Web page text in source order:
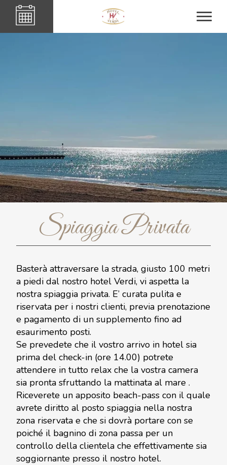
Spiaggia Privata
Basterà attraversare la strada, giusto 100 metri
a piedi dal nostro hotel Verdi, vi aspetta la
nostra spiaggia privata. E’ curata pulita e
riservata per i nostri clienti, previa prenotazione
e pagamento di un supplemento fino ad
esaurimento posti.
Se prevedete che il vostro arrivo in hotel sia
prima del check-in (ore 14.00) potrete
attendere in tutto relax che la vostra camera
sia pronta sfruttando la mattinata al mare .
Riceverete un apposito beach-pass con il quale
avrete diritto al posto spiaggia nella nostra
zona riservata e che si dovrà portare con se
poiché il bagnino di zona passa per un
controllo della clientela che effettivamente sia
soggiornante presso il nostro hotel.